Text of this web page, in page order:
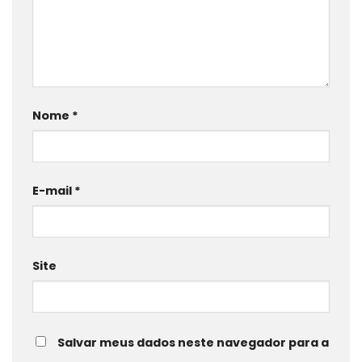
Nome *
E-mail *
Site
Salvar meus dados neste navegador para a